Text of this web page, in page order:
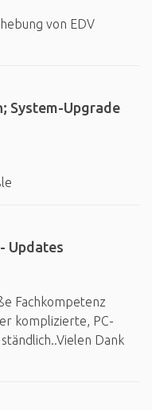
von EDV
System-Upgrade
Updates
Fachkompetenz
komplizierte, PC-
Dank